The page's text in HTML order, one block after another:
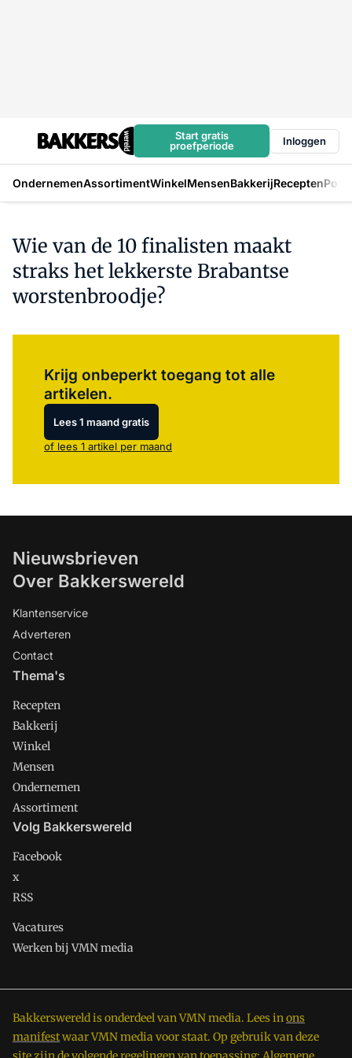
Start gratis
proefperiode
Inloggen
OndernemenAssortimentWinkelMensenBakkerijRecepten
Wie van de 10 finalisten maakt
straks het lekkerste Brabantse
worstenbroodje?
Krijg onbeperkt toegang tot alle
artikelen.
Lees 1 maand gratis
of lees 1 artikel per maand
Nieuwsbrieven
Over Bakkerswereld
Klantenservice
Adverteren
Contact
Thema's
Recepten
Bakkerij
Winkel
Mensen
Ondernemen
Assortiment
Volg Bakkerswereld
Facebook
x
RSS
Vacatures
Werken bij VMN media
Bakkerswereld is onderdeel van VMN media. Lees inons
manifestwaar VMN media voor staat. Op gebruik van deze